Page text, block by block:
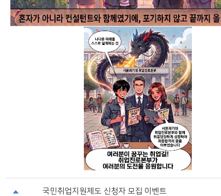
국민취업지원제도 신청자 모집 이벤트